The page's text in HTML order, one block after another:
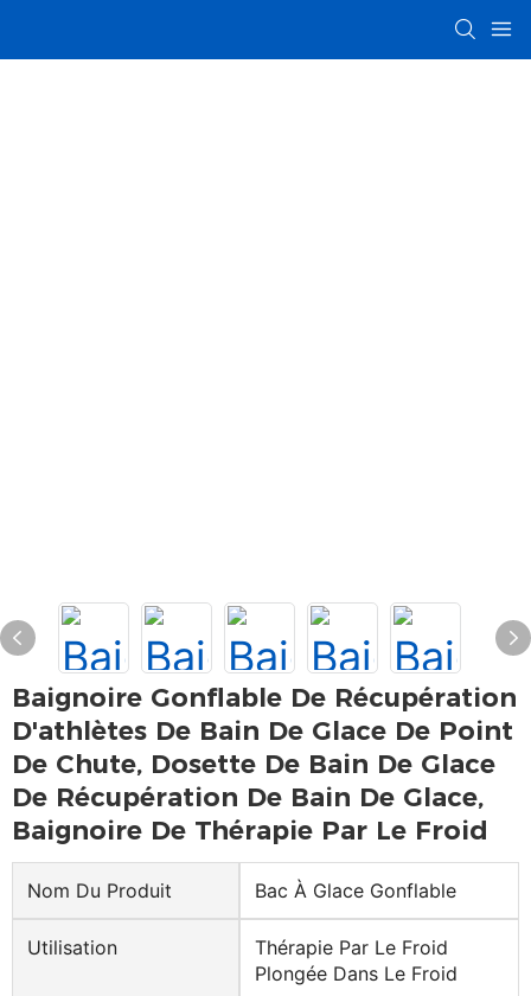
Baignoire Gonflable De Récupération
D'athlètes De Bain De Glace De Point
De Chute, Dosette De Bain De Glace
De Récupération De Bain De Glace,
Baignoire De Thérapie Par Le Froid
Nom Du Produit Bac À Glace Gonflable
Utilisation
Thérapie Par Le Froid
Plongée Dans Le Froid